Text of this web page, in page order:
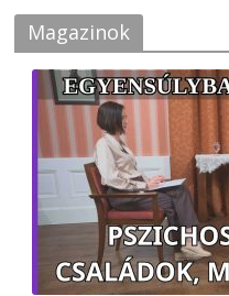
Magazinok